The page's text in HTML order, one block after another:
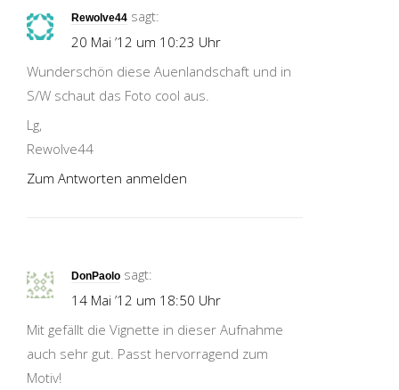
Rewolve44 sagt:
20 Mai ’12 um 10:23 Uhr
Wunderschön diese Auenlandschaft und in
S/W schaut das Foto cool aus.
Lg,
Rewolve44
Zum Antworten anmelden
DonPaolo sagt:
14 Mai ’12 um 18:50 Uhr
Mit gefällt die Vignette in dieser Aufnahme
auch sehr gut. Passt hervorragend zum
Motiv!